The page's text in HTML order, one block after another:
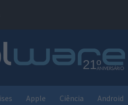
Apple Ciência Android